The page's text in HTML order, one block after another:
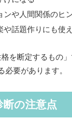
ンや人間関係のヒ
や話題作りにも使
を断定するもの」
必要があります。
の注意点